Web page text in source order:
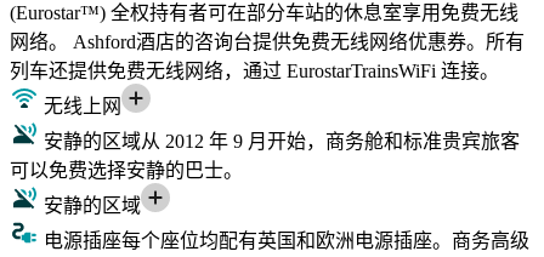
(Eurostar™) 全权持有者可在部分车站的休息室享用免费无线
网络。 Ashford酒店的咨询台提供免费无线网络优惠券。所有
列车还提供免费无线网络，通过 EurostarTrainsWiFi 连接。
无线上网
安静的区域从 2012 年 9 月开始，商务舱和标准贵宾旅客
可以免费选择安静的巴士。
安静的区域
电源插座每个座位均配有英国和欧洲电源插座。商务高级